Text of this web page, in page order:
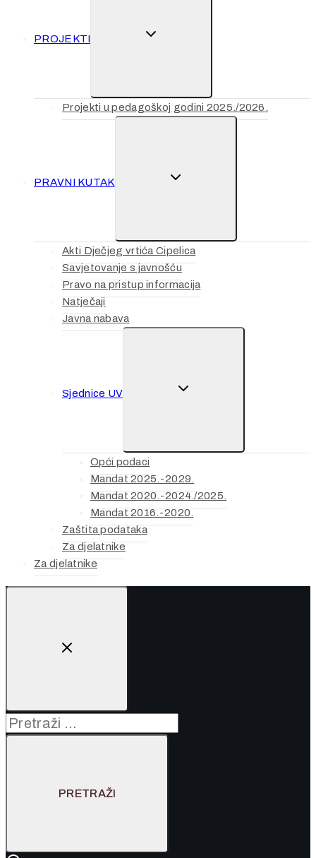
PROJEKTI
TOGGLE
Projekti u pedagoškoj godini 2025./2026.
PRAVNI KUTAK
TOGGLE
Akti Dječjeg vrtića Cipelica
Savjetovanje s javnošću
Pravo na pristup informacija
Natječaji
Javna nabava
Sjednice UV
TOGGLE
Opći podaci
Mandat 2025.-2029.
Mandat 2020.-2024./2025.
Mandat 2016.-2020.
Zaštita podataka
Za djelatnike
Za djelatnike
Pretraži: